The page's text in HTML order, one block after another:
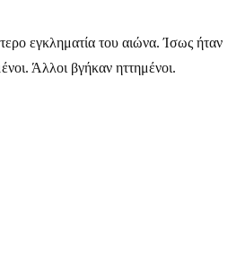
εγκληματία του αιώνα. Ίσως ήταν
Άλλοι βγήκαν ηττημένοι.